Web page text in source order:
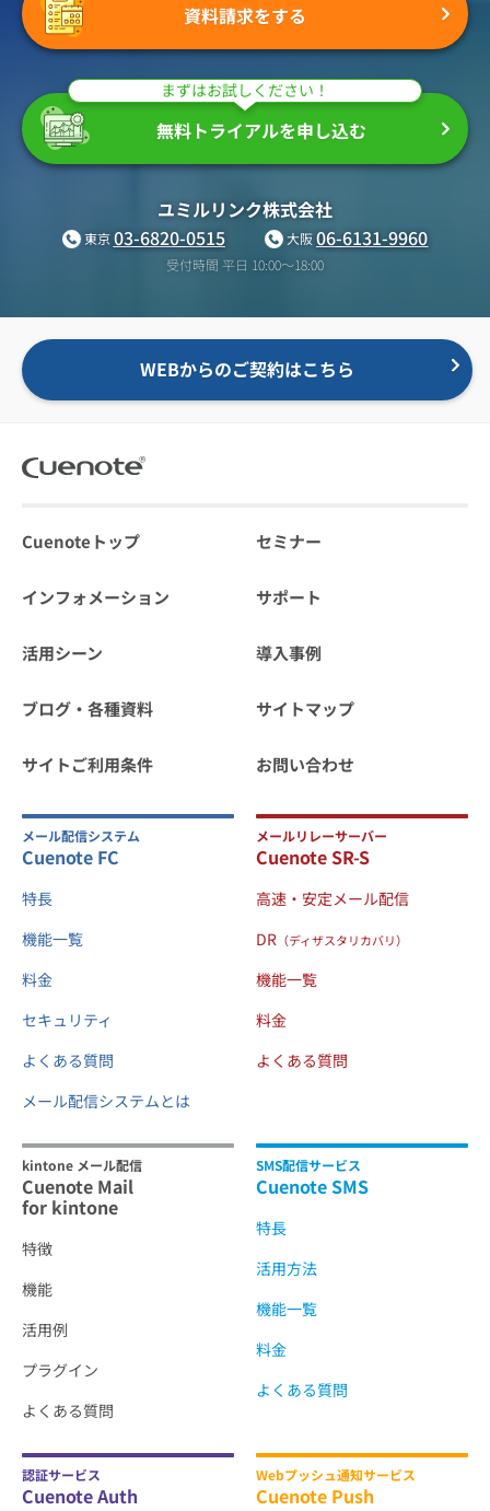
資料請求をする
まずはお試しください！
無料トライアルを申し込む
ユミルリンク株式会社
東京03-6820-0515 大阪06-6131-9960
受付時間 平日 10:00〜18:00
WEBからのご契約はこちら
Cuenoteトップ セミナー
インフォメーション サポート
活用シーン 導入事例
ブログ・各種資料 サイトマップ
サイトご利用条件 お問い合わせ
メール配信システム
Cuenote FC
特長
機能一覧
料金
セキュリティ
よくある質問
メール配信システムとは
メールリレーサーバー
Cuenote SR-S
高速・安定メール配信
DR （ディザスタリカバリ）
機能一覧
料金
よくある質問
kintone メール配信
Cuenote Mail
for kintone
特徴
機能
活用例
プラグイン
よくある質問
SMS配信サービス
Cuenote SMS
特長
活用方法
機能一覧
料金
よくある質問
認証サービス
Cuenote Auth
Webプッシュ通知サービス
Cuenote Push